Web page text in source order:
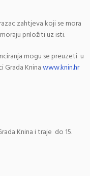
zahtjeva koji se mora
priložiti uz isti.
mogu se preuzeti u
Grada Kninawww.knin.hr
Knina i traje do 15.